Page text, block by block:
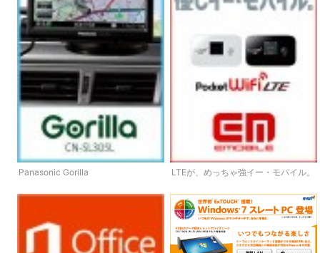
Panasonic Gorilla LTEが、めっちゃ強イー・モバイル。